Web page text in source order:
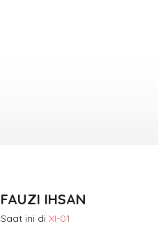
FAUZI IHSAN
Saat ini di XI-01